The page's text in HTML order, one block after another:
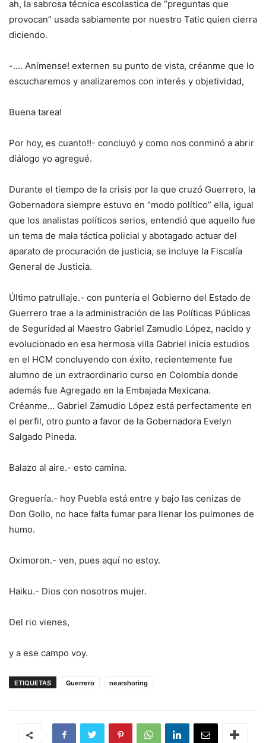
ah, la sabrosa técnica escolastica de “preguntas que
provocan” usada sabiamente por nuestro Tatic quien cierra
diciendo.
-…. Anímense! externen su punto de vista, créanme que lo
escucharemos y analizaremos con interés y objetividad,
Buena tarea!
Por hoy, es cuanto!!- concluyó y como nos conminó a abrir
diálogo yo agregué.
Durante el tiempo de la crisis por la que cruzó Guerrero, la
Gobernadora siempre estuvo en “modo político” ella, igual
que los analistas políticos serios, entendió que aquello fue
un tema de mala táctica policial y abotagado actuar del
aparato de procuración de justicia, se incluye la Fiscalía
General de Justicia.
Último patrullaje.- con puntería el Gobierno del Estado de
Guerrero trae a la administración de las Políticas Públicas
de Seguridad al Maestro Gabriel Zamudio López, nacido y
evolucionado en esa hermosa villa Gabriel inicia estudios
en el HCM concluyendo con éxito, recientemente fue
alumno de un extraordinario curso en Colombia donde
además fue Agregado en la Embajada Mexicana.
Créanme… Gabriel Zamudio López está perfectamente en
el perfil, otro punto a favor de la Gobernadora Evelyn
Salgado Pineda.
Balazo al aire.- esto camina.
Greguería.- hoy Puebla está entre y bajo las cenizas de
Don Gollo, no hace falta fumar para llenar los pulmones de
humo.
Oximoron.- ven, pues aquí no estoy.
Haiku.- Dios con nosotros mujer.
Del rio vienes,
y a ese campo voy.
ETIQUETAS Guerrero nearshoring